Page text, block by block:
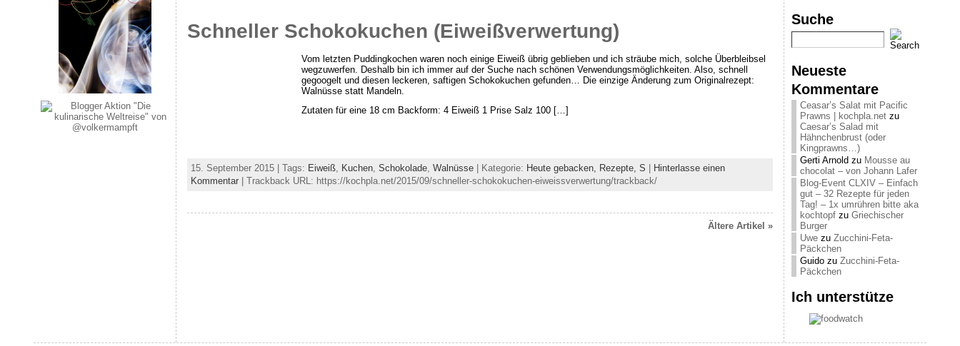
Schneller Schokokuchen (Eiweißverwertung)
Vom letzten Puddingkochen waren noch einige Eiweiß übrig geblieben und ich sträube mich, solche Überbleibsel
wegzuwerfen. Deshalb bin ich immer auf der Suche nach schönen Verwendungsmöglichkeiten. Also, schnell
gegoogelt und diesen leckeren, saftigen Schokokuchen gefunden… Die einzige Änderung zum Originalrezept:
Walnüsse statt Mandeln.
Zutaten für eine 18 cm Backform: 4 Eiweiß 1 Prise Salz 100 […]
15. September 2015 | Tags: Eiweiß Kuchen Schokolade Walnüsse | Kategorie: Heute gebacken, Rezepte, S | Hinterlasse einen
Kommentar | Trackback URL: https://kochpla.net/2015/09/schneller-schokokuchen-eiweissverwertung/trackback/
Ältere Artikel »
Suche
Neueste
Kommentare
Ceasar’s Salat mit Pacific
Prawns | kochpla.net zu
Caesar’s Salad mit
Hähnchenbrust (oder
Kingprawns…)
Gerti Arnold zu Mousse au
chocolat – von Johann Lafer
Blog-Event CLXIV – Einfach
gut – 32 Rezepte für jeden
Tag! – 1x umrühren bitte aka
kochtopf zu Griechischer
Burger
Uwe zu Zucchini-Feta-
Päckchen
Guido zu Zucchini-Feta-
Päckchen
Ich unterstütze